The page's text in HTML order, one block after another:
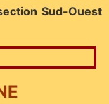
Sud-Ouest